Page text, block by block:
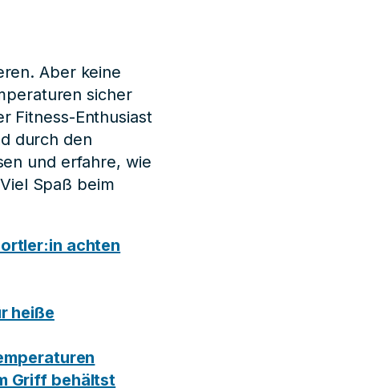
Aber keine
sicher
Fitness-Enthusiast
durch den
und erfahre, wie
Spaß beim
achten
heiße
Griff behältst